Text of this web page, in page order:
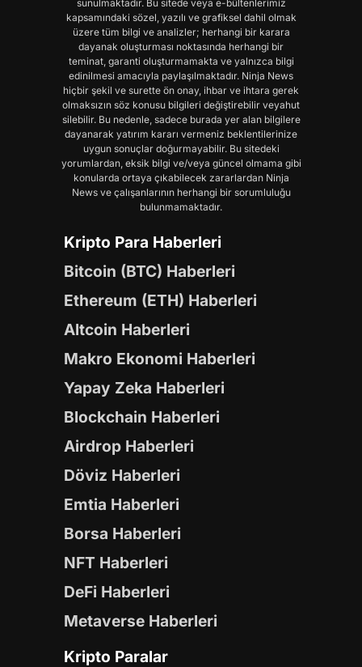
sunulmaktadır. Bu sitede veya e-bültenlerimiz
kapsamındaki sözel, yazılı ve grafiksel dahil olmak
üzere tüm bilgi ve analizler; herhangi bir karara
dayanak oluşturması noktasında herhangi bir
teminat, garanti oluşturmamakta ve yalnızca bilgi
edinilmesi amacıyla paylaşılmaktadır. Ninja News
hiçbir şekil ve surette ön onay, ihbar ve ihtara gerek
olmaksızın söz konusu bilgileri değiştirebilir veyahut
silebilir. Bu nedenle, sadece burada yer alan bilgilere
dayanarak yatırım kararı vermeniz beklentilerinize
uygun sonuçlar doğurmayabilir. Bu sitedeki
yorumlardan, eksik bilgi ve/veya güncel olmama gibi
konularda ortaya çıkabilecek zararlardan Ninja
News ve çalışanlarının herhangi bir sorumluluğu
bulunmamaktadır.
Kripto Para Haberleri
Bitcoin (BTC) Haberleri
Ethereum (ETH) Haberleri
Altcoin Haberleri
Makro Ekonomi Haberleri
Yapay Zeka Haberleri
Blockchain Haberleri
Airdrop Haberleri
Döviz Haberleri
Emtia Haberleri
Borsa Haberleri
NFT Haberleri
DeFi Haberleri
Metaverse Haberleri
Kripto Paralar